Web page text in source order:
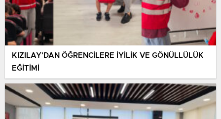
KIZILAY’DAN ÖĞRENCİLERE İYİLİK VE GÖNÜLLÜLÜK
EĞİTİMİ